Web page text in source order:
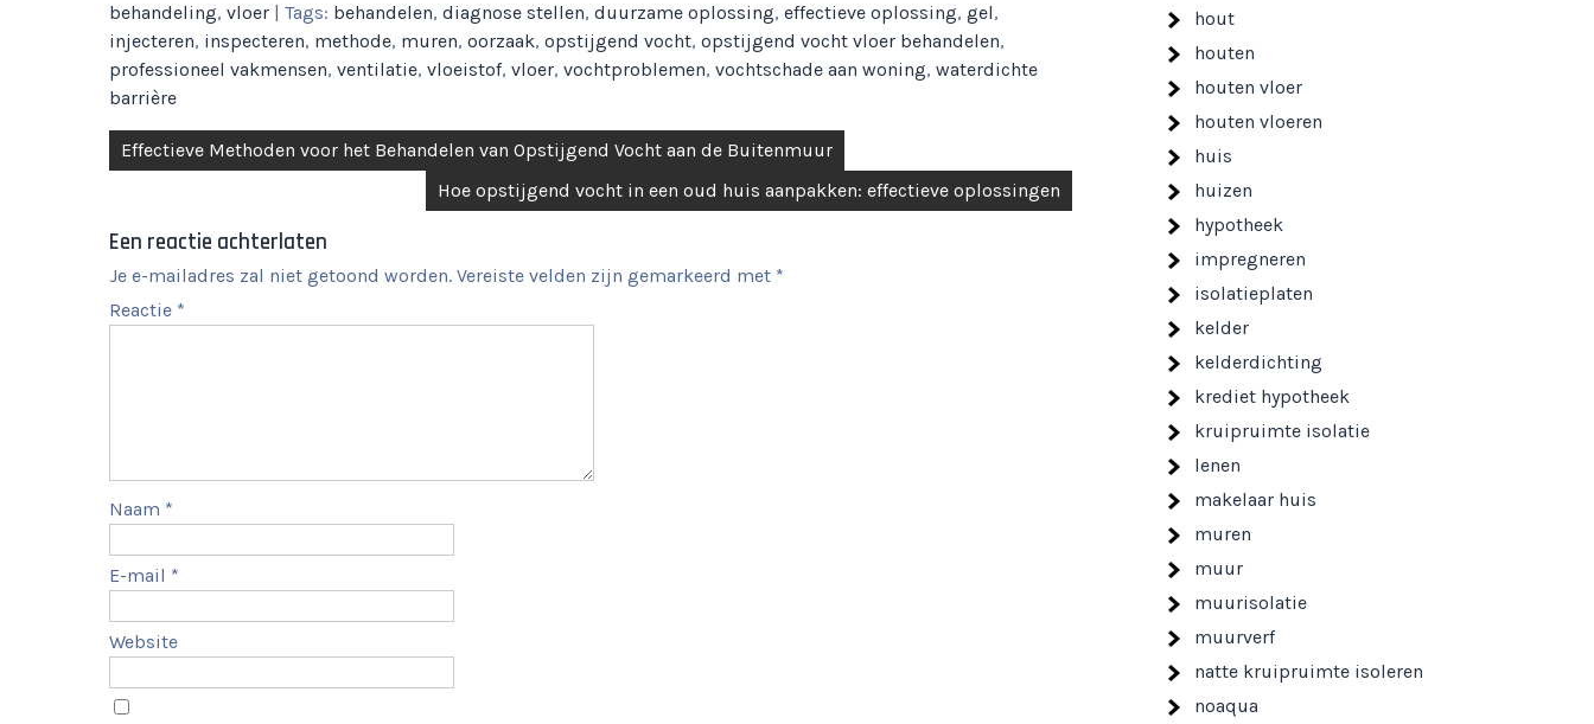
behandeling, vloer | Tags: behandelen, diagnose stellen, duurzame oplossing, effectieve oplossing, gel,
injecteren, inspecteren, methode, muren, oorzaak, opstijgend vocht, opstijgend vocht vloer behandelen,
professioneel vakmensen, ventilatie, vloeistof, vloer, vochtproblemen, vochtschade aan woning, waterdichte
barrière
Berichtnavigatie
Effectieve Methoden voor het Behandelen van Opstijgend Vocht aan de Buitenmuur
Hoe opstijgend vocht in een oud huis aanpakken: effectieve oplossingen
Een reactie achterlaten
Je e-mailadres zal niet getoond worden. Vereiste velden zijn gemarkeerd met *
Reactie *
Naam *
E-mail *
Website
hout
houten
houten vloer
houten vloeren
huis
huizen
hypotheek
impregneren
isolatieplaten
kelder
kelderdichting
krediet hypotheek
kruipruimte isolatie
lenen
makelaar huis
muren
muur
muurisolatie
muurverf
natte kruipruimte isoleren
noaqua